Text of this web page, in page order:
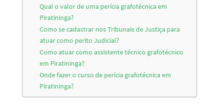
Qual o valor de uma perícia grafotécnica em
Piratininga?
Como se cadastrar nos Tribunais de Justiça para
atuar como perito Judicial?
Como atuar como assistente técnico grafotécnico
em Piratininga?
Onde fazer o curso de perícia grafotécnica em
Piratininga?